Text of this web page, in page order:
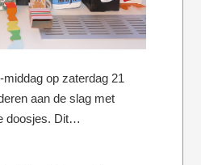
op zaterdag 21
aan de slag met
doosjes. Dit…